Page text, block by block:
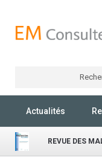
Actualités
REVUE DES